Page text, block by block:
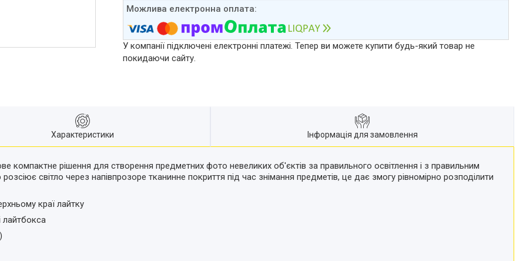
У компанії підключені електронні платежі. Тепер ви можете купити будь-який товар не
покидаючи сайту.
Характеристики Інформація для замовлення
компактне рішення для створення предметних фото невеликих об'єктів за правильного освітлення і з правильним
світло через напівпрозоре тканинне покриття під час знімання предметів, це дає змогу рівномірно розподілити
краї лайтку
лайтбокса